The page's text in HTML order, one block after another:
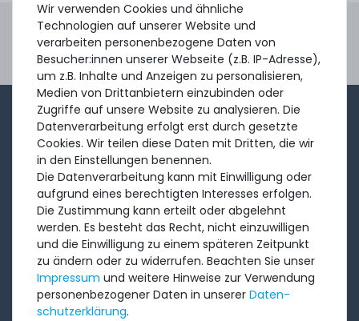
4.96 /5.00aus8.500Bewertungen
Gebraucht. Geprüft. Geliefert.
1-2x im Monat sendet André aus dem Vertriebsteam
eine kurze, knackige Mail mit Angeboten, neu
eingetroffenen Produkten und Informationen, die Sie
interessieren könnten. Probieren Sie's!
Abonnieren
Ich möchte Ihren Newsletter erhalten und akzeptiere
dieDatenschutzerklärung.
Wir verwenden Cookies und ähnliche
Technologien auf unserer Website und
verarbeiten personenbezogene Daten von
Besucher:innen unserer Webseite (z.B. IP-Adresse),
um z.B. Inhalte und Anzeigen zu personalisieren,
Medien von Drittanbietern einzubinden oder
Zugriffe auf unsere Website zu analysieren. Die
Datenverarbeitung erfolgt erst durch gesetzte
Cookies. Wir teilen diese Daten mit Dritten, die wir
in den Einstellungen benennen.
Die Datenverarbeitung kann mit Einwilligung oder
aufgrund eines berechtigten Interesses erfolgen.
Die Zustimmung kann erteilt oder abgelehnt
werden. Es besteht das Recht, nicht einzuwilligen
und die Einwilligung zu einem späteren Zeitpunkt
zu ändern oder zu widerrufen. Beachten Sie unser
Impressum und weitere Hinweise zur Verwendung
personenbezogener Daten in unserer Daten­
schutz­erklärung.